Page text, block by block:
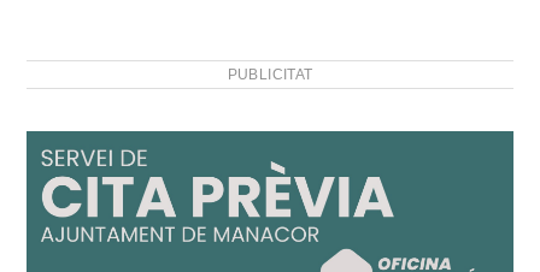
PUBLICITAT